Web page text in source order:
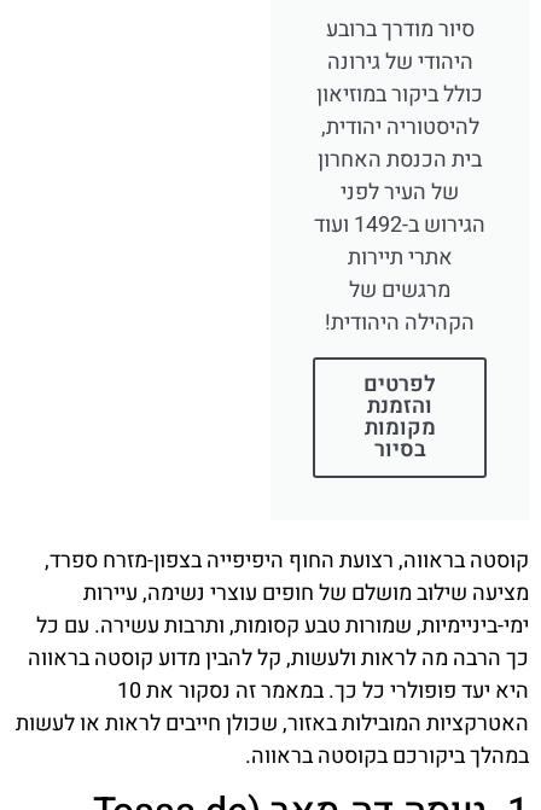
סיור מודרך ברובע
היהודי של גירונה
כולל ביקור במוזיאון
להיסטוריה יהודית,
בית הכנסת האחרון
של העיר לפני
הגירוש ב-1492 ועוד
אתרי תיירות
מרגשים של
הקהילה היהודית!
לפרטים
והזמנת
מקומות
בסיור
קוסטה בראווה, רצועת החוף היפיפייה בצפון-מזרח ספרד,
מציעה שילוב מושלם של חופים עוצרי נשימה, עיירות
ימי-ביניימיות, שמורות טבע קסומות, ותרבות עשירה. עם כל
כך הרבה מה לראות ולעשות, קל להבין מדוע קוסטה בראווה
היא יעד פופולרי כל כך. במאמר זה נסקור את 10
האטרקציות המובילות באזור, שכולן חייבים לראות או לעשות
במהלך ביקורכם בקוסטה בראווה.